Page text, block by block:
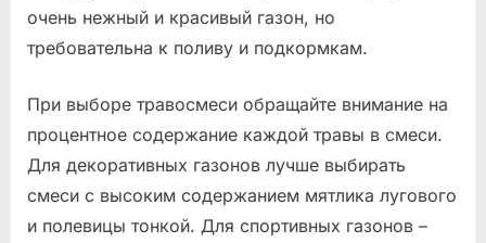
очень нежный и красивый газон, но
требовательна к поливу и подкормкам.
При выборе травосмеси обращайте внимание на
процентное содержание каждой травы в смеси.
Для декоративных газонов лучше выбирать
смеси с высоким содержанием мятлика лугового
и полевицы тонкой. Для спортивных газонов –